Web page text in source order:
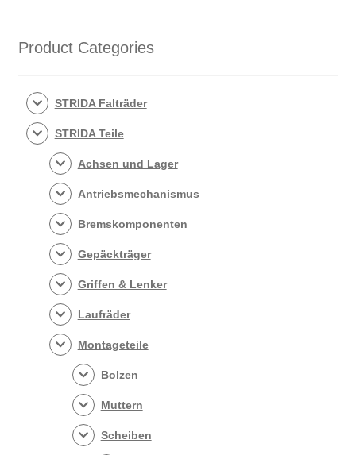
Product Categories
STRIDA Falträder
STRIDA Teile
Achsen und Lager
Antriebsmechanismus
Bremskomponenten
Gepäckträger
Griffen & Lenker
Laufräder
Montageteile
Bolzen
Muttern
Scheiben